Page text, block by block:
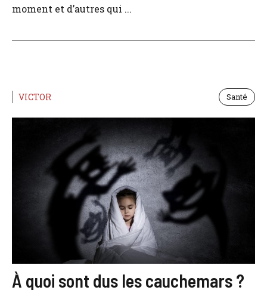
moment et d’autres qui ...
VICTOR Santé
À quoi sont dus les cauchemars ?